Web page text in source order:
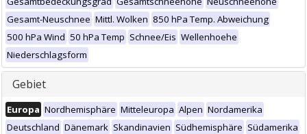
Gesamt-Neuschnee Mittl. Wolken 850 hPa Temp. Abweichung
500 hPa Wind 50 hPa Temp Schnee/Eis Wellenhoehe
Niederschlagsform
Gebiet
Europa Nordhemisphäre Mitteleuropa Alpen Nordamerika
Deutschland Dänemark Skandinavien Südhemisphäre Südamerika